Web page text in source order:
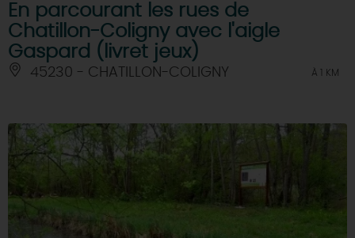
En parcourant les rues de
Chatillon-Coligny avec l'aigle
Gaspard (livret jeux)
45230 - CHATILLON-COLIGNY À 1 KM